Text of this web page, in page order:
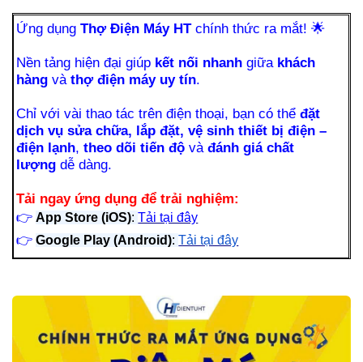
Ứng dụngThợ Điện Máy HTchính thức ra mắt!🌟
Nền tảng hiện đại giúp kết nối nhanh giữa khách
hàng vàthợ điện máy uy tín.
Chỉ với vài thao tác trên điện thoại, bạn có thểđặt
dịch vụ sửa chữa, lắp đặt, vệ sinh thiết bị điện –
điện lạnh,theo dõi tiến độ vàđánh giá chất
lượng dễ dàng.
Tải ngay ứng dụng để trải nghiệm:
👉 App Store (iOS):Tải tại đây
👉 Google Play (Android):Tải tại đây